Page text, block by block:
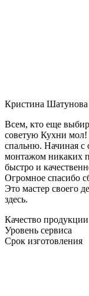
Кристина Шатунова
Всем, кто еще
советую Кухни мол!
спальню. Начиная с
монтажом никаких
быстро и
Огромное спасибо
Это мастер своего
здесь.
Качество продукции
Уровень сервиса
Срок изготовления